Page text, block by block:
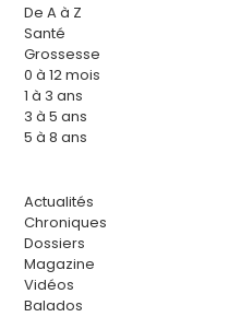
De A à Z
Santé
Grossesse
0 à 12 mois
1 à 3 ans
3 à 5 ans
5 à 8 ans
Actualités
Chroniques
Dossiers
Magazine
Vidéos
Balados